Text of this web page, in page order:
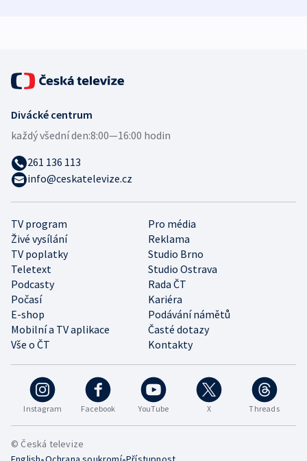
Instagram Facebook YouTube X Threads
TV program
Pro média
Živé vysílání
Reklama
TV poplatky
Studio Brno
Teletext
Studio Ostrava
Podcasty
Rada ČT
Počasí
Kariéra
E-shop
Podávání námětů
Mobilní a TV aplikace
Časté dotazy
Vše o ČT
Kontakty
Divácké centrum
každý všední den:8:00—16:00 hodin
261 136 113
info@ceskatelevize.cz
© Česká televize